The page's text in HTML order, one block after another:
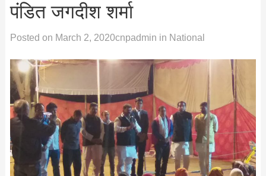
पंडित जगदीश शर्मा
Posted on March 2, 2020cnpadmin in National